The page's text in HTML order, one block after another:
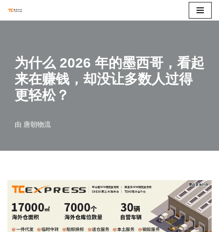
文为什么 2026 年的墨西哥，看起
来在赚钱，却没让多数人过得
更轻松？
由 唐朝物流